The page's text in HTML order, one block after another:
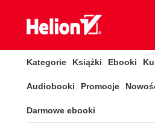
Kategorie Książki Ebooki
Audiobooki Promocje
Darmowe ebooki